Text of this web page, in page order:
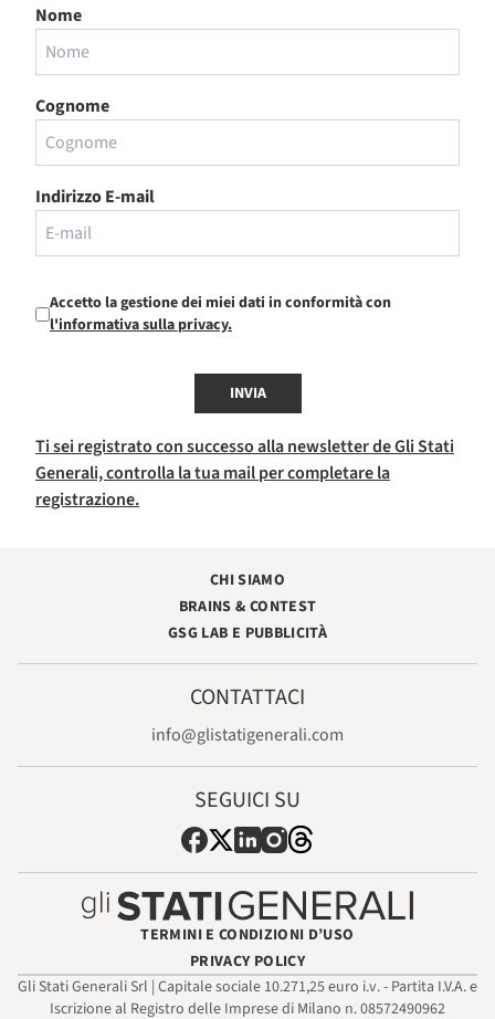
Nome
Cognome
Indirizzo E-mail
Accetto la gestione dei miei dati in conformità con
l'informativa sulla privacy.
INVIA
Ti sei registrato con successo alla newsletter de Gli Stati
Generali, controlla la tua mail per completare la
registrazione.
CHI SIAMO
BRAINS & CONTEST
GSG LAB E PUBBLICITÀ
CONTATTACI
info@glistatigenerali.com
SEGUICI SU
TERMINI E CONDIZIONI D’USO
PRIVACY POLICY
Gli Stati Generali Srl | Capitale sociale 10.271,25 euro i.v. - Partita I.V.A. e
Iscrizione al Registro delle Imprese di Milano n. 08572490962